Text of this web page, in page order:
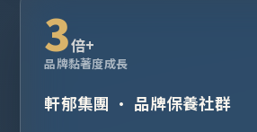
3倍+
品牌黏著度成長
軒郁集團 · 品牌保養社群